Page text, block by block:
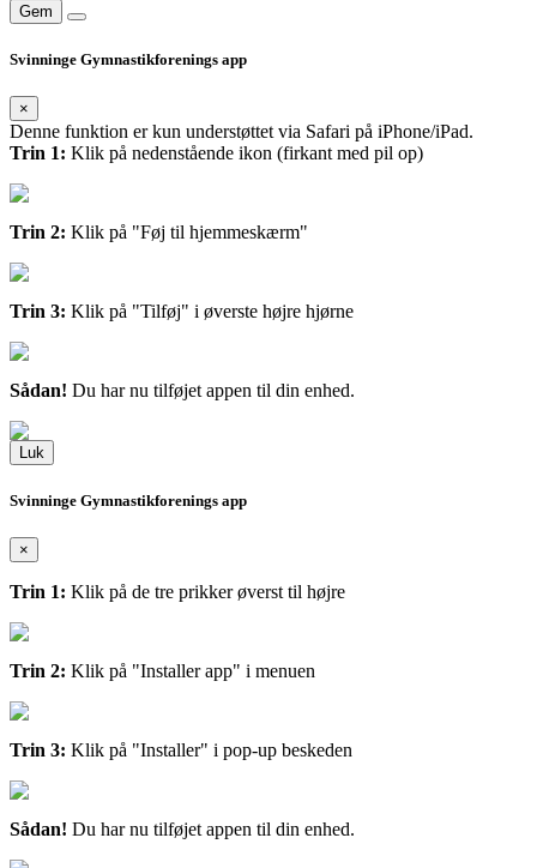
Gem
Svinninge Gymnastikforenings app
×
Denne funktion er kun understøttet via Safari på iPhone/iPad.
Trin 1: Klik på nedenstående ikon (firkant med pil op)
Trin 2: Klik på "Føj til hjemmeskærm"
Trin 3: Klik på "Tilføj" i øverste højre hjørne
Sådan! Du har nu tilføjet appen til din enhed.
Luk
Svinninge Gymnastikforenings app
×
Trin 1: Klik på de tre prikker øverst til højre
Trin 2: Klik på "Installer app" i menuen
Trin 3: Klik på "Installer" i pop-up beskeden
Sådan! Du har nu tilføjet appen til din enhed.